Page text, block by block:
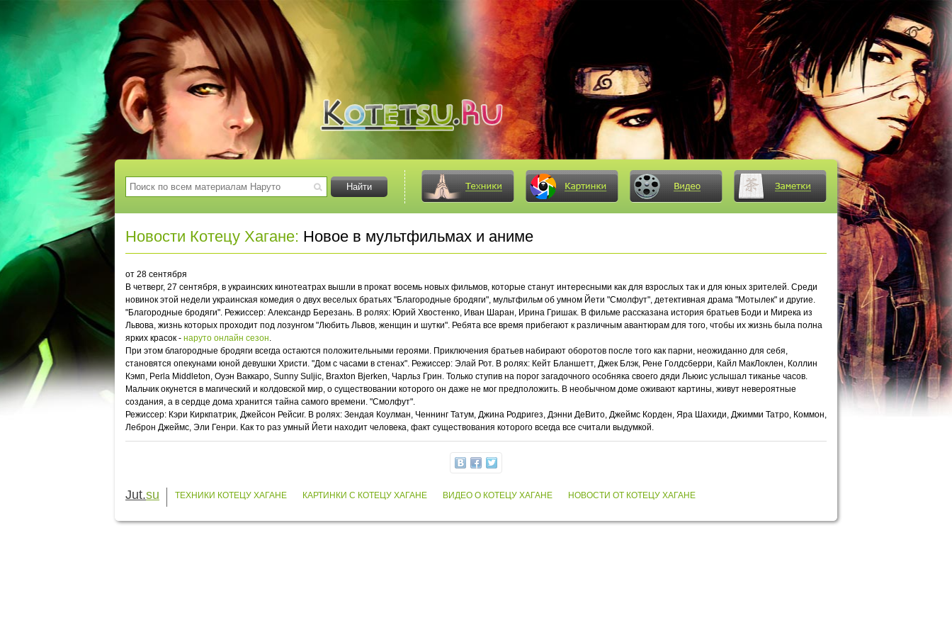
Новости Котецу Хагане: Новое в мультфильмах и аниме
от 28 сентября
В четверг, 27 сентября, в украинских кинотеатрах вышли в прокат восемь новых фильмов, которые станут интересными как для взрослых так и для юных зрителей. Среди
новинок этой недели украинская комедия о двух веселых братьях "Благородные бродяги", мультфильм об умном Йети "Смолфут", детективная драма "Мотылек" и другие.
"Благородные бродяги". Режиссер: Александр Березань. В ролях: Юрий Хвостенко, Иван Шаран, Ирина Гришак. В фильме рассказана история братьев Боди и Мирека из
Львова, жизнь которых проходит под лозунгом "Любить Львов, женщин и шутки". Ребята все время прибегают к различным авантюрам для того, чтобы их жизнь была полна
ярких красок - наруто онлайн сезон.
При этом благородные бродяги всегда остаются положительными героями. Приключения братьев набирают оборотов после того как парни, неожиданно для себя,
становятся опекунами юной девушки Христи. "Дом с часами в стенах". Режиссер: Элай Рот. В ролях: Кейт Бланшетт, Джек Блэк, Рене Голдсберри, Кайл МакЛоклен, Коллин
Кэмп, Perla Middleton, Оуэн Ваккаро, Sunny Suljic, Braxton Bjerken, Чарльз Грин. Только ступив на порог загадочного особняка своего дяди Льюис услышал тиканье часов.
Мальчик окунется в магический и колдовской мир, о существовании которого он даже не мог предположить. В необычном доме оживают картины, живут невероятные
создания, а в сердце дома хранится тайна самого времени. "Смолфут".
Режиссер: Кэри Киркпатрик, Джейсон Рейсиг. В ролях: Зендая Коулман, Ченнинг Татум, Джина Родригез, Дэнни ДеВито, Джеймс Корден, Яра Шахиди, Джимми Татро, Коммон,
Леброн Джеймс, Эли Генри. Как то раз умный Йети находит человека, факт существования которого всегда все считали выдумкой.
Jut.su ТЕХНИКИ КОТЕЦУ ХАГАНЕ КАРТИНКИ С КОТЕЦУ ХАГАНЕ ВИДЕО О КОТЕЦУ ХАГАНЕ НОВОСТИ ОТ КОТЕЦУ ХАГАНЕ